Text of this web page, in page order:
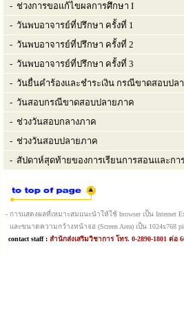
- ช่วงการขอแก้ไขผลการศึกษา I
- วันพบอาจารย์ที่ปรึกษา ครั้งที่ 1
- วันพบอาจารย์ที่ปรึกษา ครั้งที่ 2
- วันพบอาจารย์ที่ปรึกษา ครั้งที่ 3
- วันยื่นคำร้องและชำระเงิน กรณีขาดสอบปล
- วันสอบกรณีขาดสอบปลายภาค
- ช่วงวันสอบกลางภาค
- ช่วงวันสอบปลายภาค
- สัปดาห์สุดท้ายของการเรียนการสอนและกา
- การแสดงผลที่เหมาะสมแนะนำให้ใช้ browser เป็น Internet
และขนาดความกว้างหน้าจอ (Screen Area) เป็น 1024x768
contact staff : สำนักส่งเสริมวิชาการ โทร. 0-2890-1801 ต่อ